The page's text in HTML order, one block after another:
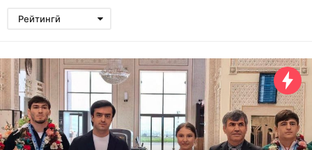
Рейтингӣ